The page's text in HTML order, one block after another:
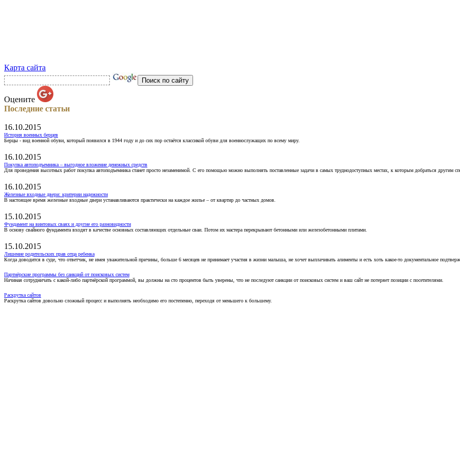
Карта сайта
Оцените
Последние статьи
16.10.2015
История военных берцев
Берцы - вид военной обуви, который появился в 1944 году и до сих пор остаётся классикой обуви для военнослужащих по всему миру.
16.10.2015
Покупка автоподъемника – выгодное вложение денежных средств
Для проведения высотных работ покупка автоподъемника станет просто незаменимой. С его помощью можно выполнять поставленные задачи в самых труднодоступных местах, к которым добраться другим
16.10.2015
Железные входные двери: критерии надежности
В настоящее время железные входные двери устанавливаются практически на каждое жилье – от квартир до частных домов.
15.10.2015
Фундамент на винтовых сваях и другие его разновидности
В основу свайного фундамента входят в качестве основных составляющих отдельные сваи. Потом их мастера перекрывают бетонными или железобетонными плитами.
15.10.2015
Лишение родительских прав отца ребенка
Когда доводится в суде, что ответчик, не имея уважительной причины, больше 6 месяцев не принимает участия в жизни малыша, не хочет выплачивать алименты и есть хоть какое-то документальное
Партнёрские программы без санкций от поисковых систем
Начиная сотрудничать с какой-либо партнёрской программой, вы должны на сто процентов быть уверены, что не последуют санкции от поисковых систем и ваш сайт не потеряет позиции с посетителями.
Раскрутка сайтов
Раскрутка сайтов довольно сложный процесс и выполнять необходимо его постепенно, переходя от меньшего к большему.